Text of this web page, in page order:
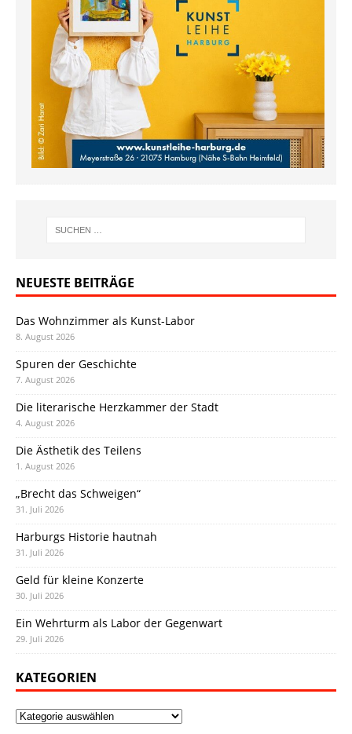
NEUESTE BEITRÄGE
Das Wohnzimmer als Kunst-Labor
8. August 2026
Spuren der Geschichte
7. August 2026
Die literarische Herzkammer der Stadt
4. August 2026
Die Ästhetik des Teilens
1. August 2026
„Brecht das Schweigen“
31. Juli 2026
Harburgs Historie hautnah
31. Juli 2026
Geld für kleine Konzerte
30. Juli 2026
Ein Wehrturm als Labor der Gegenwart
29. Juli 2026
KATEGORIEN
Kategorien